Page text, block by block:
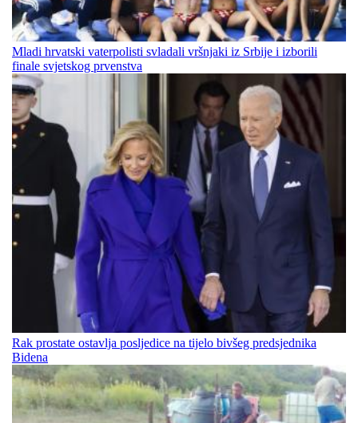
Mladi hrvatski vaterpolisti svladali vršnjaki iz Srbije i izborili
finale svjetskog prvenstva
Rak prostate ostavlja posljedice na tijelo bivšeg predsjednika
Bidena